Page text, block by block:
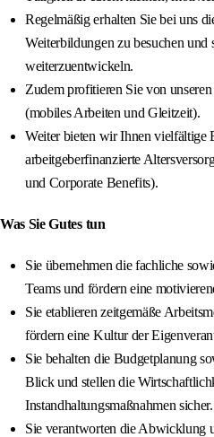
Regelmäßig erhalten Sie bei uns
Weiterbildungen zu besuchen und
weiterzuentwickeln.
Zudem profitieren Sie von
(mobiles Arbeiten und Gleitzeit).
Weiter bieten wir Ihnen vielfältige
arbeitgeberfinanzierte
und Corporate Benefits).
Was Sie Gutes tun
Sie übernehmen die fachliche
Teams und fördern eine
Sie etablieren zeitgemäße
fördern eine Kultur der
Sie behalten die Budgetplanung
Blick und stellen die
Instandhaltungsmaßnahmen sicher.
Sie verantworten die Abwicklung